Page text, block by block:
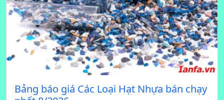
Bảng báo giá Các Loại Hạt Nhựa bán chạy